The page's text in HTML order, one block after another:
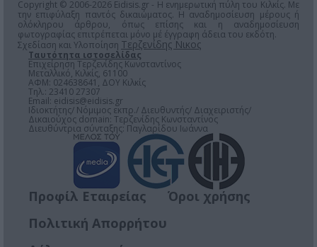
Copyright © 2006-2026 Eidisis.gr - Η ενημερωτική πύλη του Κιλκίς. Με
την επιφύλαξη παντός δικαιώματος. Η αναδημοσίευση μέρους ή
ολόκληρου άρθρου, όπως επίσης και η αναδημοσίευση
φωτογραφίας επιτρέπεται μόνο μέ έγγραφη άδεια του εκδότη.
Σχεδίαση και Υλοποίηση Τερζενίδης Νικος
Ταυτότητα ιστοσελίδας
Επιχείρηση Τερζενίδης Κωνσταντίνος
Μεταλλικό, Κιλκίς, 61100
ΑΦΜ: 024638641, ΔΟΥ Κιλκίς
Τηλ.: 23410 27307
Email: eidisis@eidisis.gr
Ιδιοκτήτης/ Νόμιμος εκπρ./ Διευθυντής/ Διαχειριστής/
Δικαιούχος domain: Τερζενίδης Κωνσταντίνος
Διευθύντρια σύνταξης: Παγλαρίδου Ιωάννα
Προφίλ Εταιρείας
Όροι χρήσης
Πολιτική Απορρήτου